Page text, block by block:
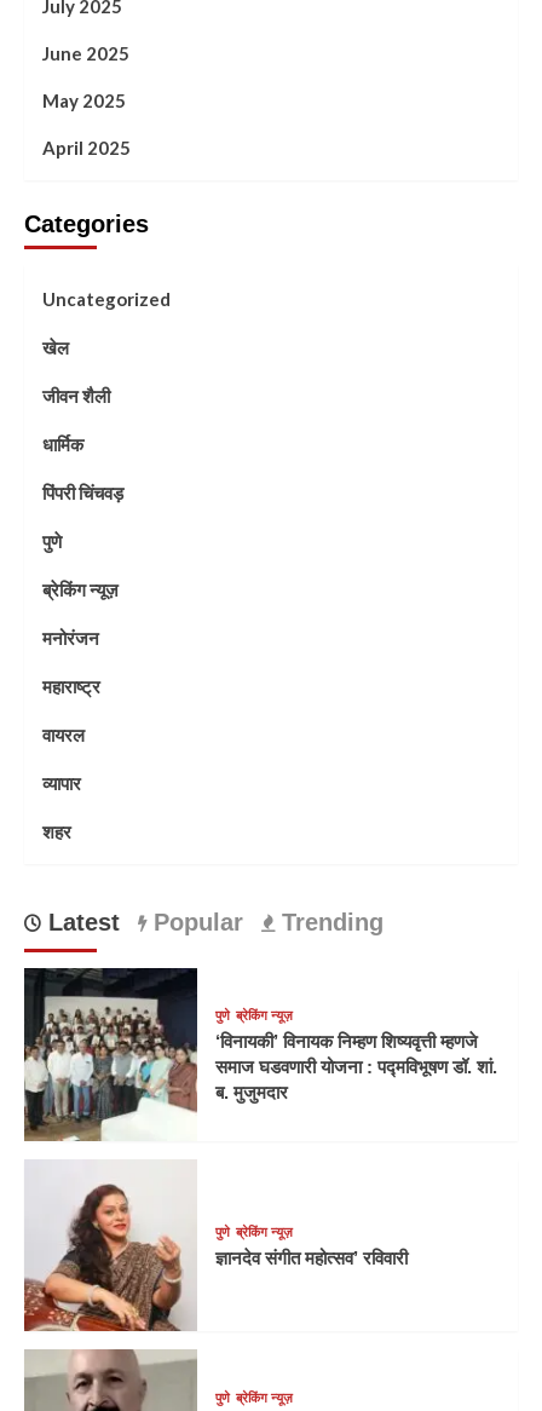
July 2025
June 2025
May 2025
April 2025
Categories
Uncategorized
खेल
जीवन शैली
धार्मिक
पिंपरी चिंचवड़
पुणे
ब्रेकिंग न्यूज़
मनोरंजन
महाराष्ट्र
वायरल
व्यापार
शहर
Latest Popular Trending
पुणे ब्रेकिंग न्यूज़
‘विनायकी’ विनायक निम्हण शिष्यवृत्ती म्हणजे
समाज घडवणारी योजना : पद्मविभूषण डॉ. शां.
ब. मुजुमदार
पुणे ब्रेकिंग न्यूज़
ज्ञानदेव संगीत महोत्सव’ रविवारी
पुणे ब्रेकिंग न्यूज़